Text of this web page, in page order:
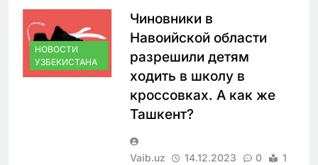
НОВОСТИ
УЗБЕКИСТАНА
Чиновники в
Навоийской области
разрешили детям
ходить в школу в
кроссовках. А как же
Ташкент?
Vaib.uz 14.12.2023 0
1